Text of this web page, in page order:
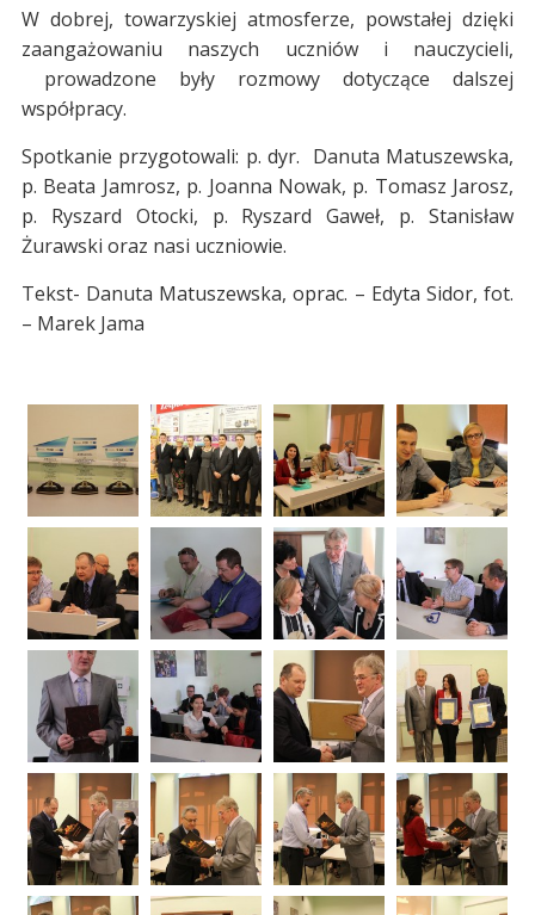
W dobrej, towarzyskiej atmosferze, powstałej dzięki
zaangażowaniu naszych uczniów i nauczycieli,
prowadzone były rozmowy dotyczące dalszej
współpracy.
Spotkanie przygotowali: p. dyr. Danuta Matuszewska,
p. Beata Jamrosz, p. Joanna Nowak, p. Tomasz Jarosz,
p. Ryszard Otocki, p. Ryszard Gaweł, p. Stanisław
Żurawski oraz nasi uczniowie.
Tekst- Danuta Matuszewska, oprac. – Edyta Sidor, fot.
– Marek Jama